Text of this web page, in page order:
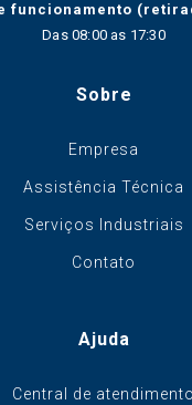
funcionamento
Das 08:00 as 17:30
Sobre
Empresa
Assistência Técnica
Serviços Industriais
Contato
Ajuda
Central de atendimento